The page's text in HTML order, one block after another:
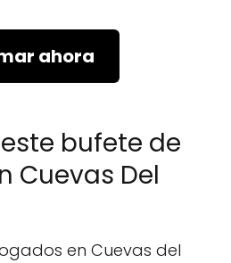
ahora
bufete de
Cuevas Del
en Cuevas del